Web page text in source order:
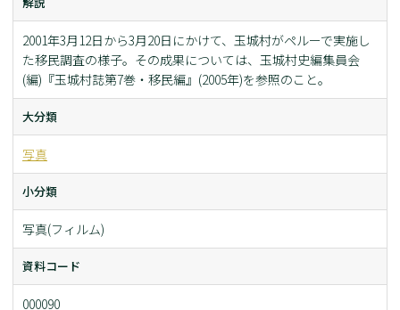
2001年3月12日から3月20日にかけて、玉城村がペルーで実施し
た移民調査の様子。その成果については、玉城村史編集員会
(編)『玉城村誌第7巻・移民編』(2005年)を参照のこと。
大分類
写真
小分類
写真(フィルム)
資料コード
000090